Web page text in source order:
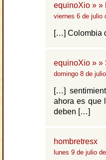
equinoXio » »
viernes 6 de julio
[…] Colombia
equinoXio » »
domingo 8 de
[…]
ahora es que
deben […]
hombretresx
lunes 9 de julio